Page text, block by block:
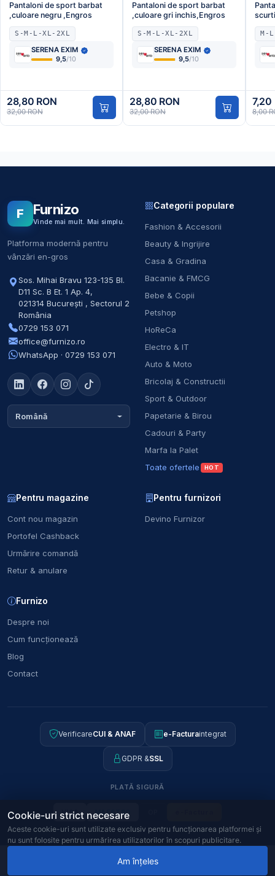
32,40 RON / buc
Pantaloni de sport barbat
,culoare negru ,Engros
S-M-L-XL-2XL
SERENA EXIM
9,5/10
28,80 RON
32,00 RON
Pantaloni de sport barbat
,culoare gri inchis,Engros
S-M-L-XL-2XL
SERENA EXIM
9,5/10
28,80 RON
32,00 RON
M-
7,20
8,00
F Furnizo
Vinde mai mult. Mai simplu.
Platforma modernă pentru
vânzări en-gros
Sos. Mihai Bravu 123-135 Bl.
D11 Sc. B Et. 1 Ap. 4,
021314 București , Sectorul 2
România
0729 153 071
office@furnizo.ro
WhatsApp · 0729 153 071
Română
Categorii populare
Fashion & Accesorii
Beauty & Ingrijire
Casa & Gradina
Bacanie & FMCG
Bebe & Copii
Petshop
HoReCa
Electro & IT
Auto & Moto
Bricolaj & Constructii
Sport & Outdoor
Papetarie & Birou
Cadouri & Party
Marfa la Palet
Toate ofertele
HOT
Pentru magazine
Cont nou magazin
Portofel Cashback
Urmărire comandă
Retur & anulare
Pentru furnizori
Devino Furnizor
Furnizo
Despre noi
Cum funcționează
Blog
Contact
VerificareCUI & ANAF e-Facturaintegrat
GDPR &SSL
PLATĂ SIGURĂ
VISA MAESTRO
Politica de confidențialitate
Cookie-uri strict necesare
Aceste cookie-uri sunt utilizate exclusiv pentru funcționarea platformei și
nu sunt folosite pentru urmărirea utilizatorilor în scopuri publicitare.
Am înțeles